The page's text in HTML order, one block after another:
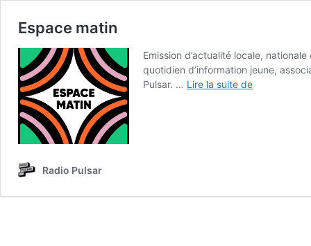
Espace matin
Emission d’actualité locale,
quotidien d’information jeune,
Pulsar. … Lire la suite deEspace
Radio Pulsar